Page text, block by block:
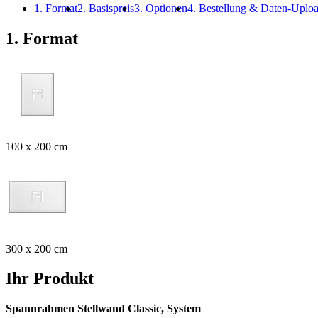
1. Format2. Basispreis3. Optionen4. Bestellung & Daten-
1. Format
100 x 200 cm
300 x 200 cm
Ihr Produkt
Spannrahmen Stellwand Classic, System